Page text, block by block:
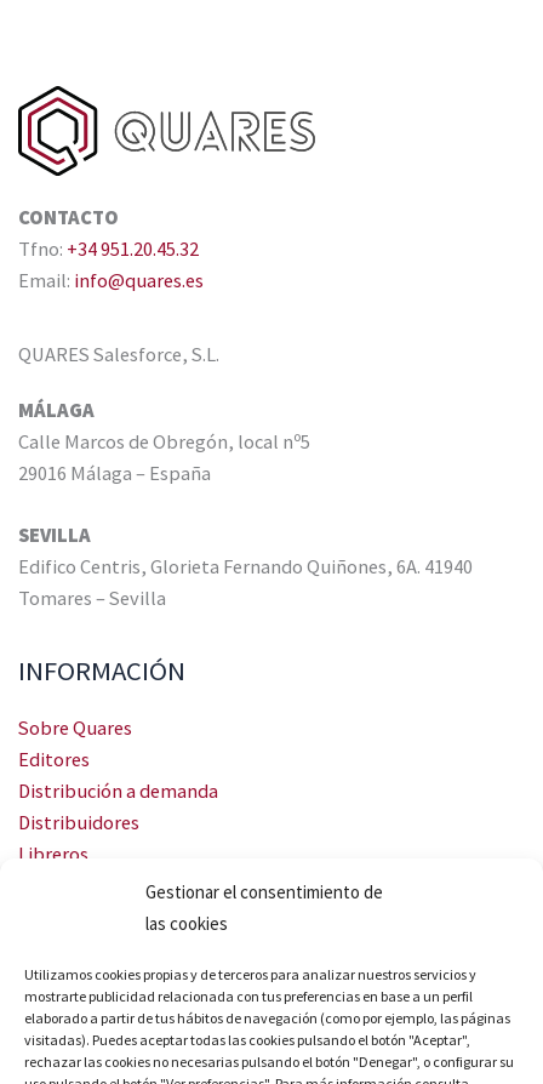
Gestionar el consentimiento de
las cookies
Utilizamos cookies propias y de terceros para analizar nuestros servicios y
mostrarte publicidad relacionada con tus preferencias en base a un perfil
elaborado a partir de tus hábitos de navegación (como por ejemplo, las páginas
visitadas). Puedes aceptar todas las cookies pulsando el botón "Aceptar",
rechazar las cookies no necesarias pulsando el botón "Denegar", o configurar su
CONTACTO
Tfno: +34 951.20.45.32
Email: info@quares.es
QUARES Salesforce, S.L.
MÁLAGA
Calle Marcos de Obregón, local nº5
29016 Málaga – España
SEVILLA
Edifico Centris, Glorieta Fernando Quiñones, 6A. 41940
Tomares – Sevilla
INFORMACIÓN
Sobre Quares
Editores
Distribución a demanda
Distribuidores
Libreros
Servicio Landingweb
Crea tu audiobook